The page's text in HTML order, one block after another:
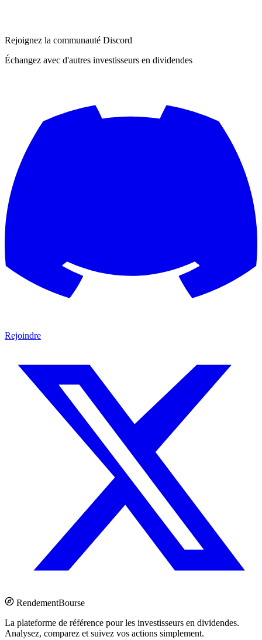
Rejoignez la communauté Discord
Échangez avec d'autres investisseurs en dividendes
Rejoindre
RendementBourse
La plateforme de référence pour les investisseurs en dividendes.
Analysez, comparez et suivez vos actions simplement.